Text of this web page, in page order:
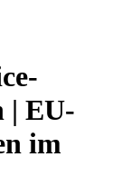
| EU-
im